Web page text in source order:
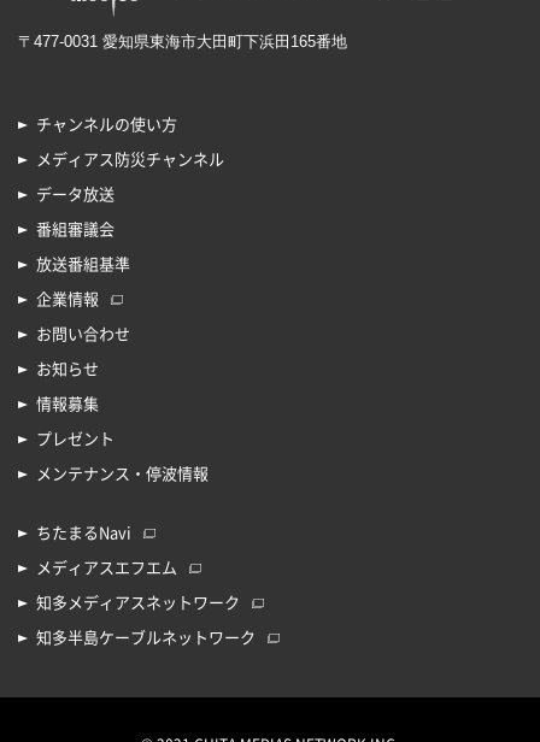
〒477-0031 愛知県東海市大田町下浜田165番地
チャンネルの使い方
メディアス防災チャンネル
データ放送
番組審議会
放送番組基準
企業情報
お問い合わせ
お知らせ
情報募集
プレゼント
メンテナンス・停波情報
ちたまるNavi
メディアスエフエム
知多メディアスネットワーク
知多半島ケーブルネットワーク